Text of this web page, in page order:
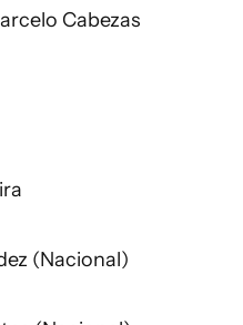
Cabezas
(Nacional)